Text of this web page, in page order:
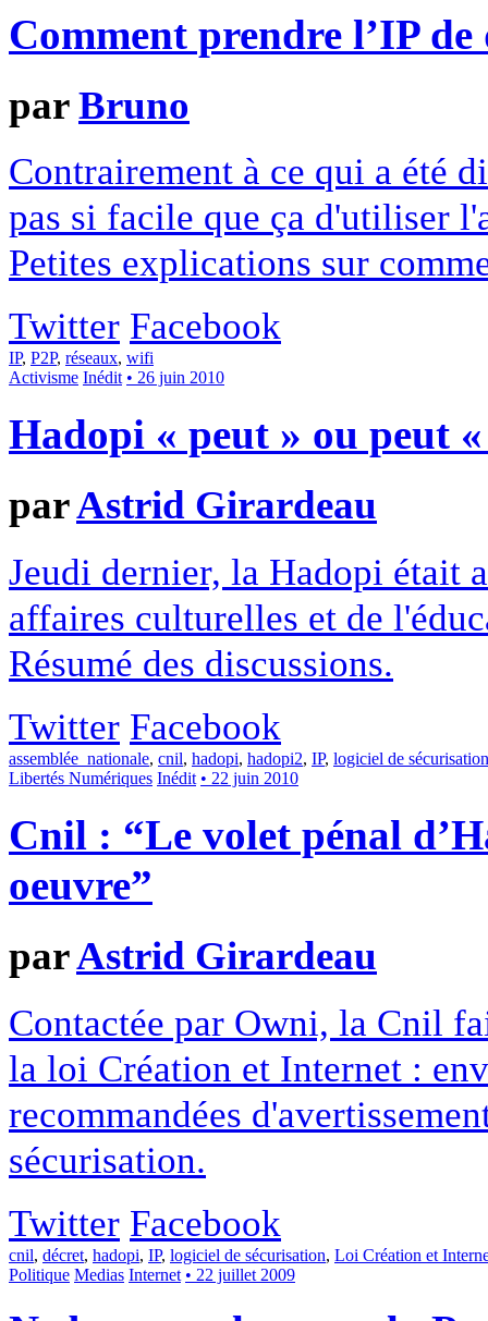
Comment prendre l’IP de
parBruno
Contrairement à ce qui a été
pas si facile que ça d'utiliser
Petites explications sur
Twitter Facebook
IP, P2P, réseaux, wifi
Activisme Inédit • 26 juin 2010
Hadopi « peut » ou peut «
parAstrid Girardeau
Jeudi dernier, la Hadopi était
affaires culturelles et de
Résumé des discussions.
Twitter Facebook
assemblée_nationale, cnil, hadopi, hadopi2, IP, logiciel de sécurisation
Libertés Numériques Inédit • 22 juin 2010
Cnil : “Le volet pénal
oeuvre”
parAstrid Girardeau
Contactée par Owni, la Cnil
la loi Création et Internet :
recommandées
sécurisation.
Twitter Facebook
cnil, décret, hadopi, IP, logiciel de sécurisation, Loi Création et
Politique Medias Internet • 22 juillet 2009